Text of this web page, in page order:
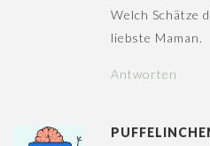
Welch Schätze
liebste Maman.
Antworten